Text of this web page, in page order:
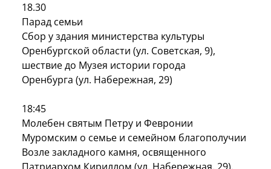
18.30
Парад семьи
Сбор у здания министерства культуры
Оренбургской области (ул. Советская, 9),
шествие до Музея истории города
Оренбурга (ул. Набережная, 29)
18:45
Молебен святым Петру и Февронии
Муромским о семье и семейном благополучии
Возле закладного камня, освященного